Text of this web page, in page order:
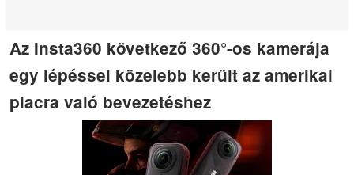
Az Insta360 következő 360°-os kamerája
egy lépéssel közelebb került az amerikai
piacra való bevezetéshez